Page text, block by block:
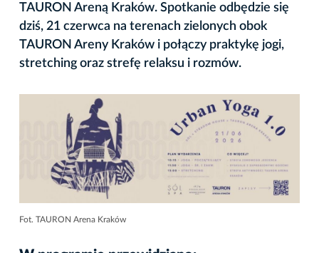
TAURON Areną Kraków. Spotkanie odbędzie się
dziś, 21 czerwca na terenach zielonych obok
TAURON Areny Kraków i połączy praktykę jogi,
stretching oraz strefę relaksu i rozmów.
Fot. TAURON Arena Kraków